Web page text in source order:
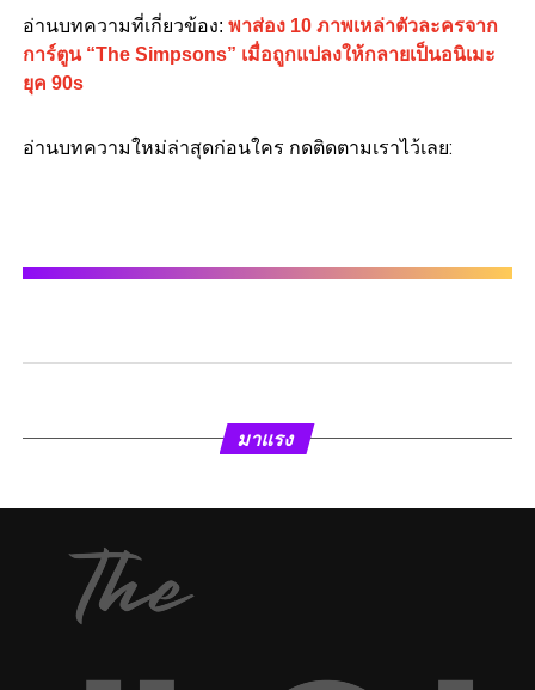
อ่านบทความที่เกี่ยวข้อง: พาส่อง 10 ภาพเหล่าตัวละครจาก
การ์ตูน “The Simpsons” เมื่อถูกแปลงให้กลายเป็นอนิเมะ
ยุค 90s
อ่านบทความใหม่ล่าสุดก่อนใคร กดติดตามเราไว้เลย:
มาแรง